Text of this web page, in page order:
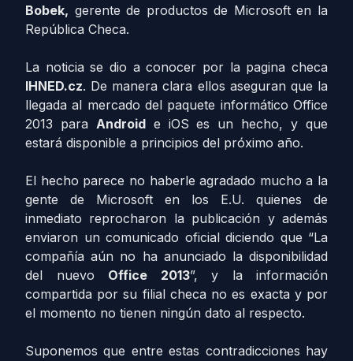
Bobek, gerente de productos de Microsoft en la
República Checa.
La noticia se dio a conocer por la pagina checa
IHNED.cz. De manera clara ellos aseguran que la
llegada al mercado del paquete informático Office
2013 para Androide iOS es un hecho, y que
estará disponible a principios del próximo año.
El hecho parece no haberle agradado mucho a la
gente de Microsoft en los E.U. quienes de
inmediato reprocharon la publicación y además
enviaron un comunicado oficial diciendo que “La
compañía aún no ha anunciado la disponibilidad
del nuevo Office 2013”, y la información
compartida por su filial checa no es exacta y por
el momento no tienen ningún dato al respecto.
Suponemos que entre estas contradicciones hay